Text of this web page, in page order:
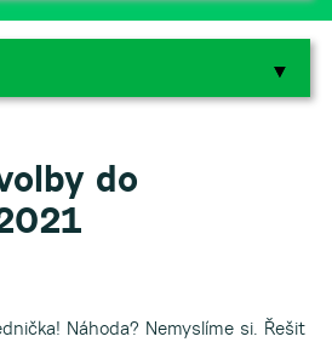
▼
▼
do
Náhoda? Nemyslíme si. Řešit